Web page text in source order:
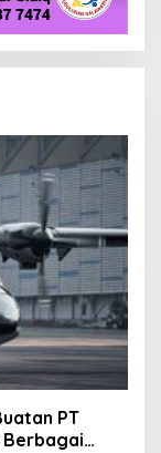
PT
Berbagai